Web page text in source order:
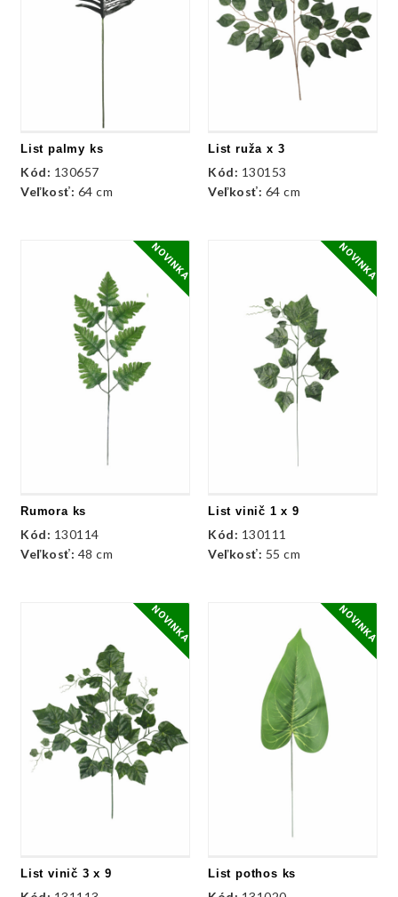
List palmy ks
Kód: 130657
Veľkosť: 64 cm
List ruža x 3
Kód: 130153
Veľkosť: 64 cm
NOVINKA
Rumora ks
Kód: 130114
Veľkosť: 48 cm
NOVINKA
List vinič 1 x 9
Kód: 130111
Veľkosť: 55 cm
NOVINKA
List vinič 3 x 9
NOVINKA
List pothos ks